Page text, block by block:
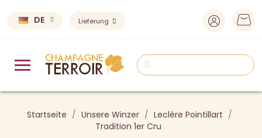
DE Lieferung
Startseite Unsere Winzer
Leclère Pointillart
Tradition 1er Cru